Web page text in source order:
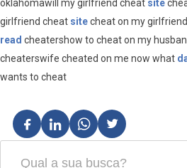
oklahomawill my girlfriend cheat site
girlfriend cheat sitecheat on my
read cheatershow to cheat on my
cheaterswife cheated on me now what
wants to cheat